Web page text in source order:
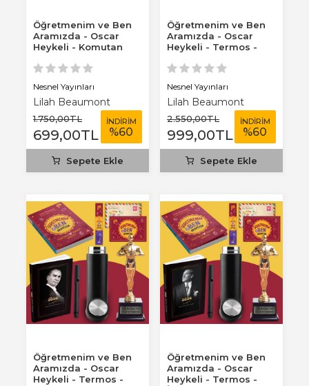
Öğretmenim ve Ben
Aramızda - Oscar
Heykeli - Komutan
Nesnel Yayınları
Lilah Beaumont
1.750,00TL
699,00TL
İNDİRİM
%60
Sepete Ekle
Öğretmenim ve Ben
Aramızda - Oscar
Heykeli - Termos -
Nesnel Yayınları
Lilah Beaumont
2.550,00TL
999,00TL
İNDİRİM
%60
Sepete Ekle
Öğretmenim ve Ben
Aramızda - Oscar
Heykeli - Termos -
Öğretmenim ve Ben
Aramızda - Oscar
Heykeli - Termos -